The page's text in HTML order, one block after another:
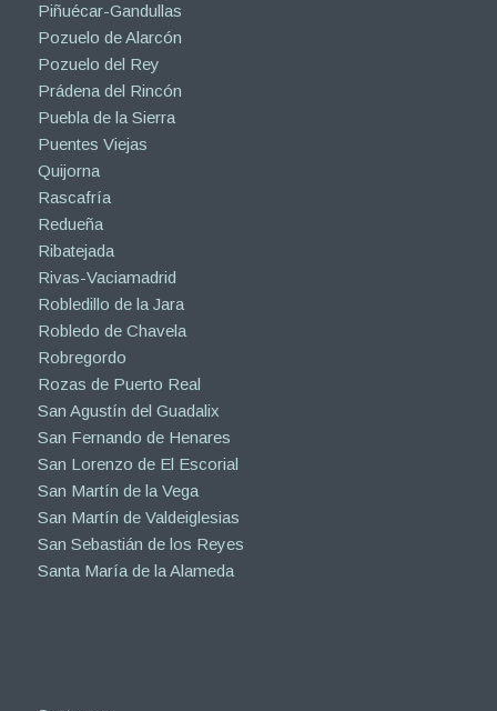
Piñuécar-Gandullas
Pozuelo de Alarcón
Pozuelo del Rey
Prádena del Rincón
Puebla de la Sierra
Puentes Viejas
Quijorna
Rascafría
Redueña
Ribatejada
Rivas-Vaciamadrid
Robledillo de la Jara
Robledo de Chavela
Robregordo
Rozas de Puerto Real
San Agustín del Guadalix
San Fernando de Henares
San Lorenzo de El Escorial
San Martín de la Vega
San Martín de Valdeiglesias
San Sebastián de los Reyes
Santa María de la Alameda